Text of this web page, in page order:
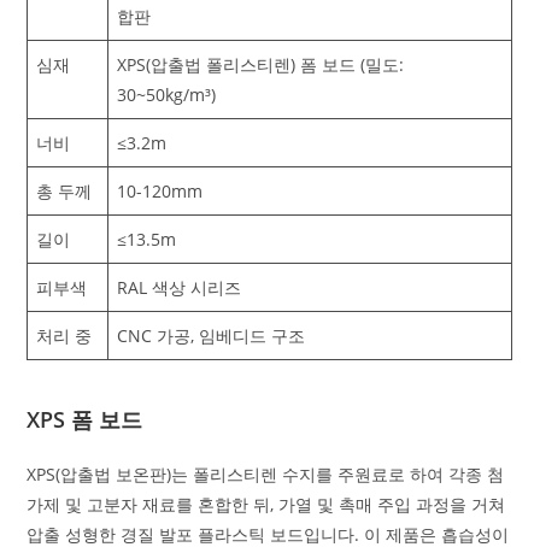
합판
심재
XPS(압출법 폴리스티렌) 폼 보드 (밀도:
30~50kg/m³)
너비 ≤3.2m
총 두께 10-120mm
길이 ≤13.5m
피부색 RAL 색상 시리즈
처리 중 CNC 가공, 임베디드 구조
XPS 폼 보드
XPS(압출법 보온판)는 폴리스티렌 수지를 주원료로 하여 각종 첨
가제 및 고분자 재료를 혼합한 뒤, 가열 및 촉매 주입 과정을 거쳐
압출 성형한 경질 발포 플라스틱 보드입니다. 이 제품은 흡습성이